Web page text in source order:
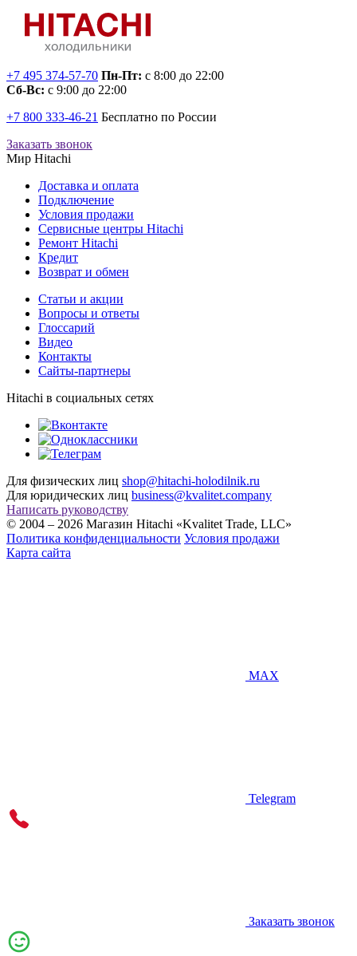
+7 495 374-57-70 Пн-Пт: с 8:00 до 22:00
Сб-Вс: с 9:00 до 22:00
+7 800 333-46-21 Бесплатно по России
Заказать звонок
Мир Hitachi
Доставка и оплата
Подключение
Условия продажи
Сервисные центры Hitachi
Ремонт Hitachi
Кредит
Возврат и обмен
Cтатьи и акции
Вопросы и ответы
Глоссарий
Видео
Контакты
Сайты-партнеры
Hitachi в социальных сетях
Для физических лиц shop@hitachi-holodilnik.ru
Для юридических лиц business@kvalitet.company
Написать руководству
© 2004 – 2026 Магазин Hitachi «Kvalitet Trade, LLC»
Политика конфиденциальности Условия продажи
Карта сайта
MAX
Telegram
Заказать звонок